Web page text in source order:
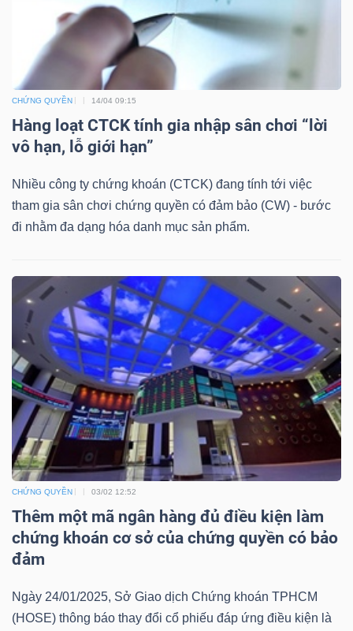
CHỨNG QUYỀN 14/04 09:15
Hàng loạt CTCK tính gia nhập sân chơi “lời
vô hạn, lỗ giới hạn”
Nhiều công ty chứng khoán (CTCK) đang tính tới việc
tham gia sân chơi chứng quyền có đảm bảo (CW) - bước
đi nhằm đa dạng hóa danh mục sản phẩm.
CHỨNG QUYỀN 03/02 12:52
Thêm một mã ngân hàng đủ điều kiện làm
chứng khoán cơ sở của chứng quyền có bảo
đảm
Ngày 24/01/2025, Sở Giao dịch Chứng khoán TPHCM
(HOSE) thông báo thay đổi cổ phiếu đáp ứng điều kiện là
CÔNG
NGHỆ
THÔNG
DỊCH
VỤ
TRUYỀN
TIỆN
ÍCH
BẤT
ĐỘNG
Mã
khoán
(-)